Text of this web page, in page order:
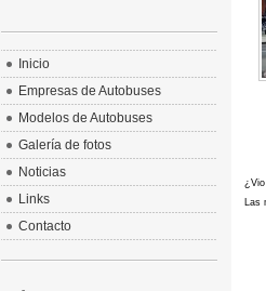
Las
Inicio
Empresas de Autobuses
Modelos de Autobuses
Galería de fotos
Noticias
Links
Contacto